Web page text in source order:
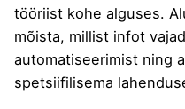
tööriist kohe alguses.
mõista, millist infot
automatiseerimist ning
spetsiifilisema